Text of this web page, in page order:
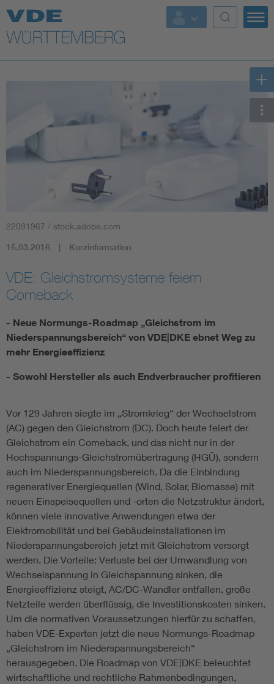
Top Themen
Fokusthemen
AI & Digital Trust
Health
Mobility
Assisted Living
Electromobility
Functional safety
22091967 / stock.adobe.com
15.03.2016 Kurzinformation
VDE: Gleichstromsysteme feiern
Comeback
- Neue Normungs-Roadmap „Gleichstrom im
Niederspannungsbereich“ von VDE|DKE ebnet Weg zu
mehr Energieeffizienz
- Sowohl Hersteller als auch Endverbraucher profitieren
Vor 129 Jahren siegte im „Stromkrieg“ der Wechselstrom
(AC) gegen den Gleichstrom (DC). Doch heute feiert der
Gleichstrom ein Comeback, und das nicht nur in der
Hochspannungs-Gleichstromübertragung (HGÜ), sondern
auch im Niederspannungsbereich. Da die Einbindung
regenerativer Energiequellen (Wind, Solar, Biomasse) mit
neuen Einspeisequellen und -orten die Netzstruktur ändert,
können viele innovative Anwendungen etwa der
Elektromobilität und bei Gebäudeinstallationen im
Niederspannungsbereich jetzt mit Gleichstrom versorgt
werden. Die Vorteile: Verluste bei der Umwandlung von
Wechselspannung in Gleichspannung sinken, die
Energieeffizienz steigt, AC/DC-Wandler entfallen, große
Netzteile werden überflüssig, die Investitionskosten sinken.
Um die normativen Voraussetzungen hierfür zu schaffen,
haben VDE-Experten jetzt die neue Normungs-Roadmap
„Gleichstrom im Niederspannungsbereich“
herausgegeben. Die Roadmap von VDE|DKE beleuchtet
wirtschaftliche und rechtliche Rahmenbedingungen,